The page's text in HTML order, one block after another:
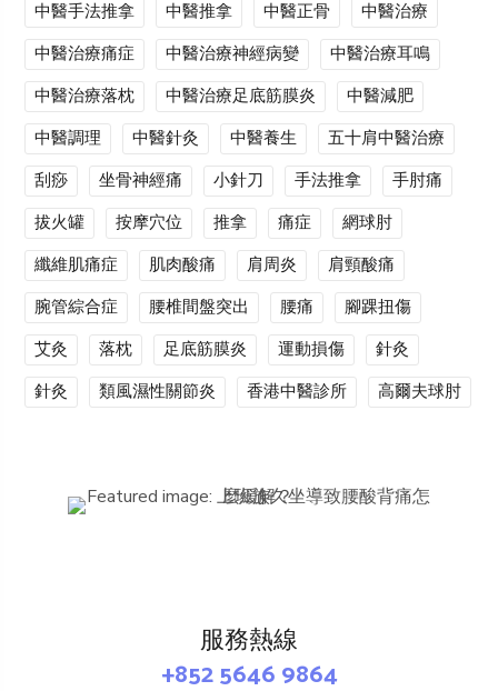
中醫手法推拿
中醫推拿 中醫正骨
中醫治療
中醫治療痛症
中醫治療神經病變
中醫治療耳鳴
中醫治療落枕
中醫治療足底筋膜炎
中醫減肥
中醫調理
中醫針灸 中醫養生
五十肩中醫治療
刮痧
坐骨神經痛 小針刀 手法推拿
手肘痛
拔火罐
按摩穴位 推拿 痛症
網球肘
纖維肌痛症
肌肉酸痛 肩周炎
肩頸酸痛
腕管綜合症
腰椎間盤突出 腰痛
腳踝扭傷
艾灸
落枕 足底筋膜炎 運動損傷
針灸
針灸
類風濕性關節炎 香港中醫診所 高爾夫球肘
服務熱線
+852 5646 9864